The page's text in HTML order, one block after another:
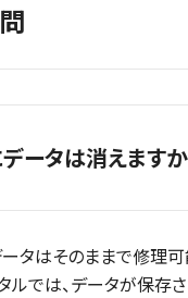
ータは消えますか
タはそのままで修理可
ルでは、データが保存